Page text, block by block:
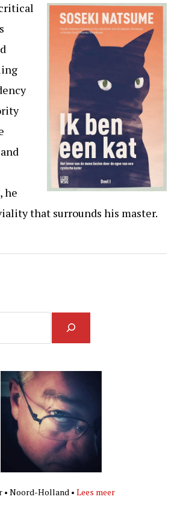
he
that surrounds his master.
• Noord-Holland •Lees meer